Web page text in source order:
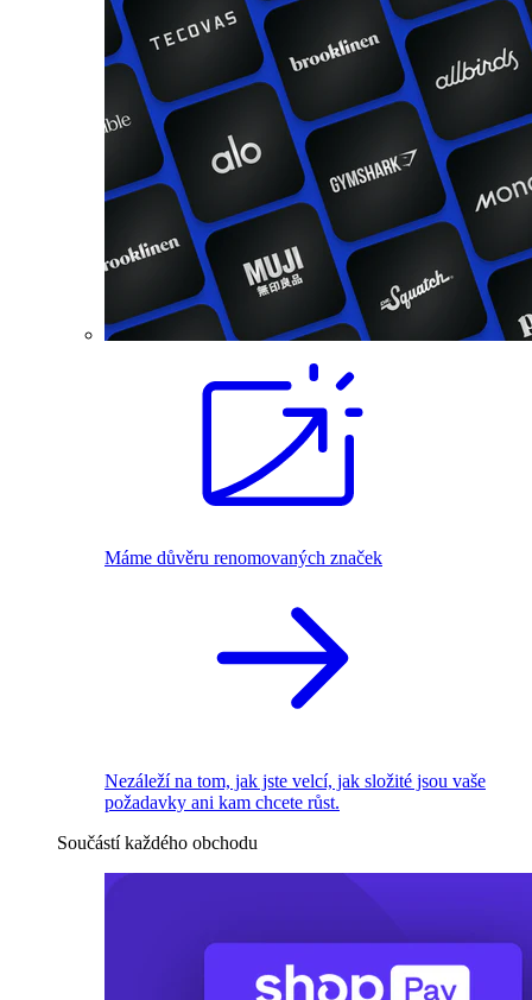
Máme důvěru renomovaných značek
Nezáleží na tom, jak jste velcí, jak složité jsou vaše
požadavky ani kam chcete růst.
Součástí každého obchodu